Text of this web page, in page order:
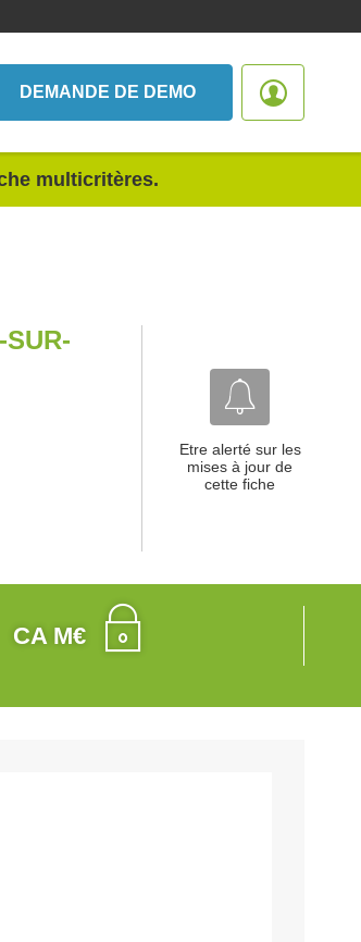
DEMANDE DE DEMO
multicritères.
Etre alerté sur les
mises à jour de
cette fiche
CA M€